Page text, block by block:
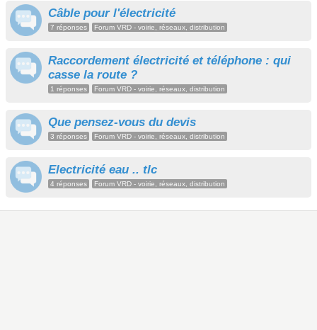
Câble pour l'électricité
7 réponses Forum VRD - voirie, réseaux, distribution
Raccordement électricité et téléphone : qui
casse la route ?
1 réponses Forum VRD - voirie, réseaux, distribution
Que pensez-vous du devis
3 réponses Forum VRD - voirie, réseaux, distribution
Electricité eau .. tlc
4 réponses Forum VRD - voirie, réseaux, distribution